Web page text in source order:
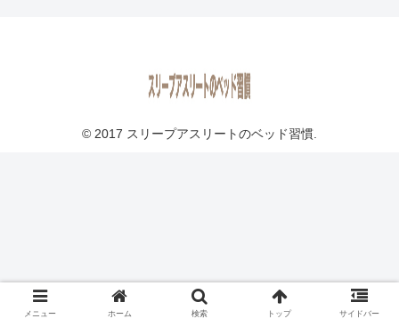
© 2017 スリープアスリートのベッド習慣.
メニュー ホーム 検索 トップ サイドバー